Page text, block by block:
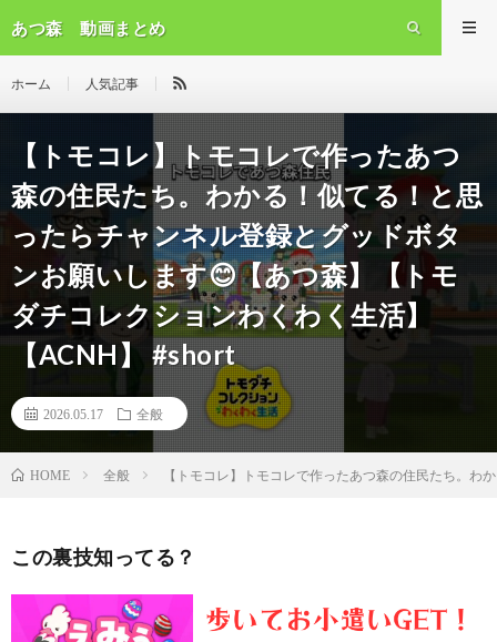
あつ森 動画まとめ
ホーム 人気記事
【トモコレ】トモコレで作ったあつ
森の住民たち。わかる！似てる！と思
ったらチャンネル登録とグッドボタ
ンお願いします😊【あつ森】【トモ
ダチコレクションわくわく生活】
【ACNH】 #short
2026.05.17 全般
HOME 全般 【トモコレ】トモコレで作ったあつ森の住民たち。
この裏技知ってる？